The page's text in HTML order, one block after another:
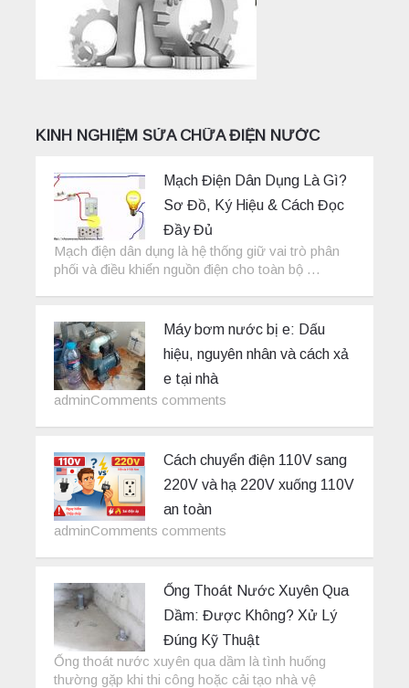
KINH NGHIỆM SỬA CHỮA ĐIỆN NƯỚC
Mạch Điện Dân Dụng Là Gì?
Sơ Đồ, Ký Hiệu & Cách Đọc
Đầy Đủ
Mạch điện dân dụng là hệ thống giữ vai trò phân
phối và điều khiển nguồn điện cho toàn bộ …
Máy bơm nước bị e: Dấu
hiệu, nguyên nhân và cách xả
e tại nhà
adminComments comments
Cách chuyển điện 110V sang
220V và hạ 220V xuống 110V
an toàn
adminComments comments
Ống Thoát Nước Xuyên Qua
Dầm: Được Không? Xử Lý
Đúng Kỹ Thuật
Ống thoát nước xuyên qua dầm là tình huống
thường gặp khi thi công hoặc cải tạo nhà vệ